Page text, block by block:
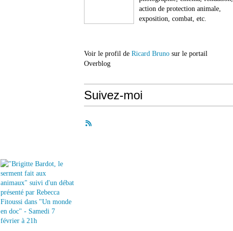
action de protection animale,
exposition, combat, etc.
Voir le profil de Ricard Bruno sur le portail
Overblog
Suivez-moi